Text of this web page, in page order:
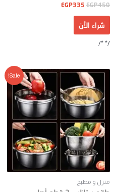
EGP450
EGP335
شراء الأن
/* */
Sale!
منزل و مطبخ